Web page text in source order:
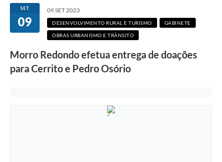
Notícias
Serviços Online
Contato
SET
09
09 SET 2023
DESENVOLVIMENTO RURAL E TURISMO GABINETE
OBRAS URBANISMO E TRÂNSITO
Morro Redondo efetua entrega de doações
para Cerrito e Pedro Osório